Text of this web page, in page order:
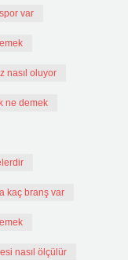
var
nasıl oluyor
ne demek
kaç branş var
nasıl ölçülür